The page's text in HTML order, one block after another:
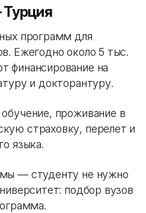
программ для
Ежегодно около 5 тыс.
финансирование на
и докторантуру.
проживание в
страховку, перелет и
языка.
— студенту не нужно
подбор вузов